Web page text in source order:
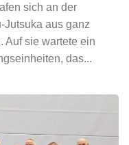
sich an der
Jutsuka aus ganz
Auf sie wartete ein
das...